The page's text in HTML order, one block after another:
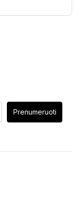
Prenumeruoti